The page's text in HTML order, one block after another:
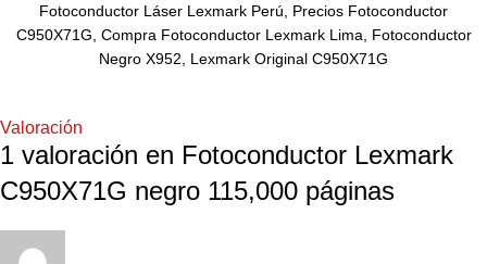
Fotoconductor Láser Lexmark Perú, Precios Fotoconductor
C950X71G, Compra Fotoconductor Lexmark Lima, Fotoconductor
Negro X952, Lexmark Original C950X71G
Valoración
1 valoración en Fotoconductor Lexmark
C950X71G negro 115,000 páginas